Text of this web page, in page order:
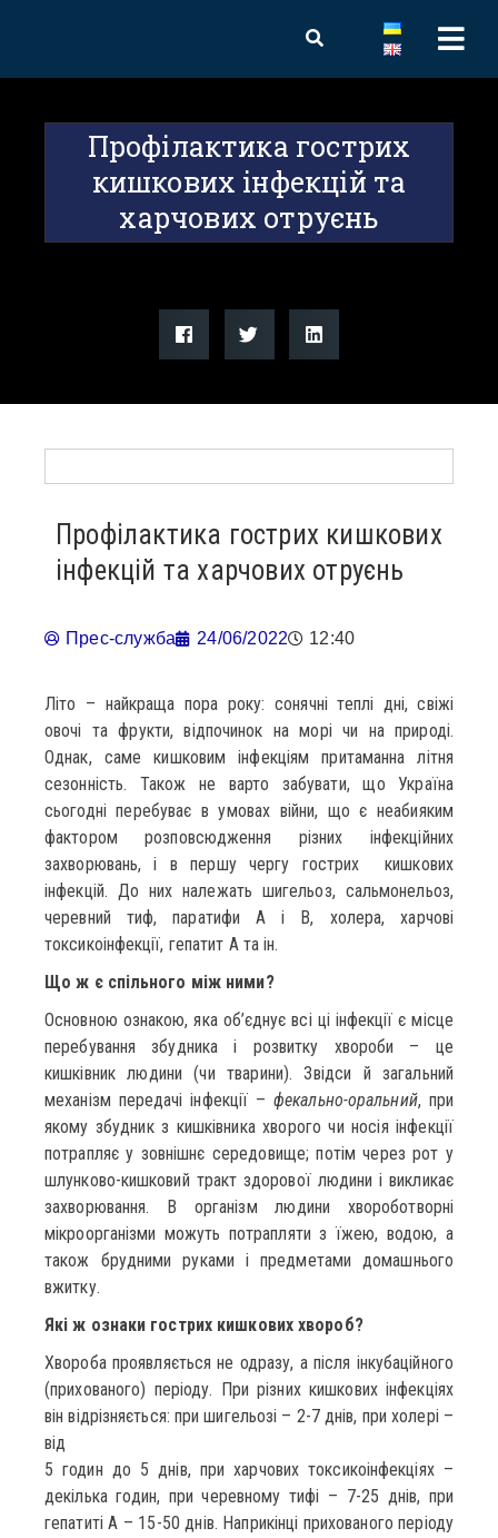
Профілактика гострих
кишкових інфекцій та
харчових отруєнь
Профілактика гострих кишкових
інфекцій та харчових отруєнь
Прес-служба 24/06/2022 12:40
Літо – найкраща пора року: сонячні теплі дні, свіжі
овочі та фрукти, відпочинок на морі чи на природі.
Однак, саме кишковим інфекціям притаманна літня
сезонність. Також не варто забувати, що Україна
сьогодні перебуває в умовах війни, що є неабияким
фактором розповсюдження різних інфекційних
захворювань, і в першу чергу гострих кишкових
інфекцій. До них належать шигельоз, сальмонельоз,
черевний тиф, паратифи А і В, холера, харчові
токсикоінфекції, гепатит А та ін.
Що ж є спільного між ними?
Основною ознакою, яка об’єднує всі ці інфекції є місце
перебування збудника і розвитку хвороби – це
кишківник людини (чи тварини). Звідси й загальний
механізм передачі інфекції –фекально-оральний, при
якому збудник з кишківника хворого чи носія інфекції
потрапляє у зовнішнє середовище; потім через рот у
шлунково-кишковий тракт здорової людини і викликає
захворювання. В організм людини хвороботворні
мікроорганізми можуть потрапляти з їжею, водою, а
також брудними руками і предметами домашнього
вжитку.
Які ж ознаки гострих кишкових хвороб?
Хвороба проявляється не одразу, а після інкубаційного
(прихованого) періоду. При різних кишкових інфекціях
він відрізняється: при шигельозі – 2-7 днів, при холері –
від
5 годин до 5 днів, при харчових токсикоінфекціях –
декілька годин, при черевному тифі – 7-25 днів, при
гепатиті А – 15-50 днів. Наприкінці прихованого періоду